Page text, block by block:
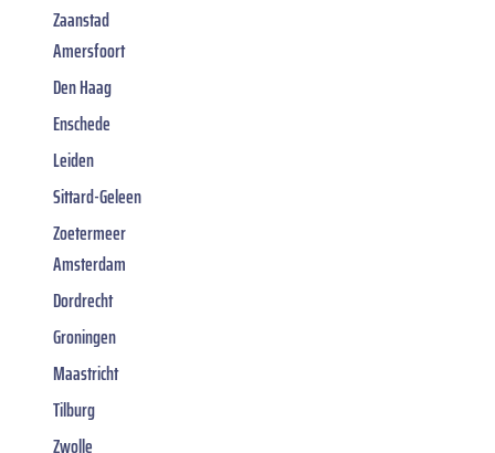
Zaanstad
Amersfoort
Den Haag
Enschede
Leiden
Sittard-Geleen
Zoetermeer
Amsterdam
Dordrecht
Groningen
Maastricht
Tilburg
Zwolle